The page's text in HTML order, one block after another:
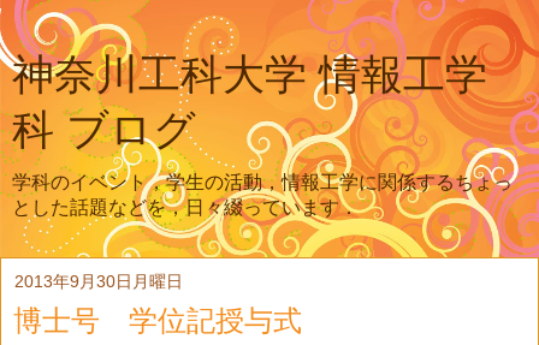
神奈川工科大学 情報工学
科 ブログ
学科のイベント，学生の活動，情報工学に関係するちょっ
とした話題などを，日々綴っています．
2013年9月30日月曜日
博士号 学位記授与式